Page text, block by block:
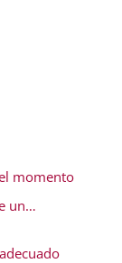
momento
un